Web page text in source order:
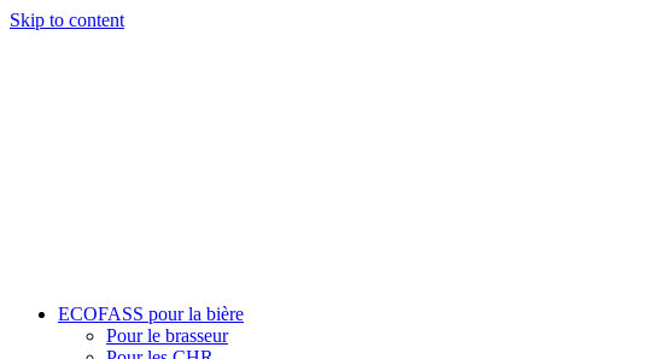
Skip to content
ECOFASS pour la bière
Pour le brasseur